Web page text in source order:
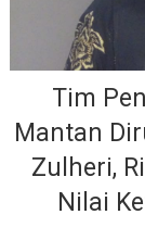
Tim
Mantan
Zulheri,
Nilai